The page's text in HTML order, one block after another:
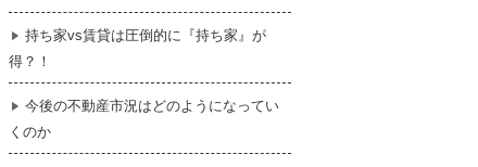
持ち家vs賃貸は圧倒的に『持ち家』が
得？！
今後の不動産市況はどのようになってい
くのか